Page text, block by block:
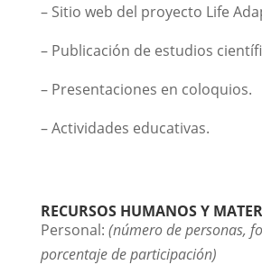
– Sitio web del proyecto Life
– Publicación de estudios
– Presentaciones en coloquios.
– Actividades
RECURSOS HUMANOS Y
Personal: (número de personas,
porcentaje de participación)